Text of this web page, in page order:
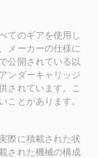
てのギアを使用し
メーカーの仕様に
公開されている以
ンダーキャリッジ
されています。こ
ことがあります。
際に積載された状
された機械の構成